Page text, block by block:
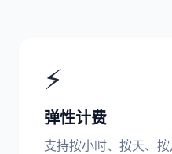
⚡
弹性计费
支持按小时、按天、